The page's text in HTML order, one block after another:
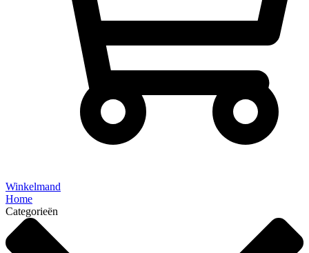
Winkelmand
Home
Categorieën